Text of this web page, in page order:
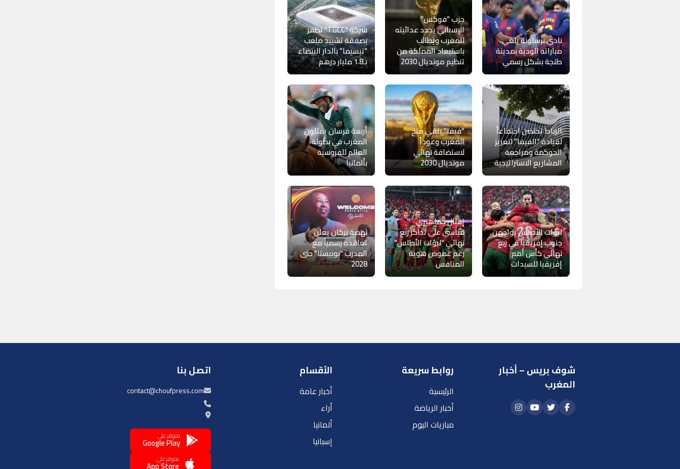
نادي برشلونة يلغي
مباراته الودية بمدينة
طنجة بشكل رسمي
حزب “فوكس”
الإسباني يجدد عدائيته
للمغرب ويطالب
باستبعاد المملكة من
تنظيم مونديال 2030
شركة “TGCC” تظفر
بصفقة تشييد ملعب
“تيسيما” بالدار البيضاء
بـ1.8 مليار درهم
الرباط تحتضن اجتماعاً
لقيادة “الفيفا” لتعزيز
الحوكمة ومراجعة
المشاريع الاستراتيجية
“فيفا” ينفي منح
المغرب وعوداً
لاستضافة نهائي
مونديال 2030
أربعة فرسان يمثلون
المغرب في بطولة
العالم للفروسية
بألمانيا
لبؤات الأطلس يواجهن
جنوب إفريقيا في ربع
نهائي كأس أمم
إفريقيا للسيدات
إقبال جماهيري
قياسي على تذاكر ربع
نهائي “لبؤات الأطلس”
رغم غموض هوية
المنافس
نهضة بركان يعلن
تعاقده رسمياً مع
المدرب “بوبيستا” حتى
2028
شوف بريس – أخبار
المغرب
روابط سريعة
الرئيسية
أخبار الرياضة
مباريات اليوم
الأقسام
أخبار عامة
أراء
ألمانيا
إسبانيا
اتصل بنا
contact@choufpress.com
متوفر على
Google Play
متوفر على